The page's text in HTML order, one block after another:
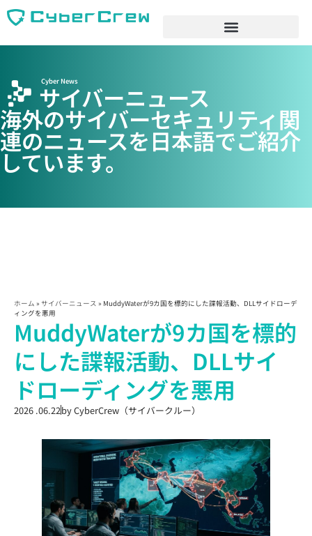
サイバーニュース
Cyber News
海外のサイバーセキュリティ関
連のニュースを日本語でご紹介
しています。
ホーム » サイバーニュース » MuddyWaterが9カ国を標的にした諜報活動、DLLサイドローデ
ィングを悪用
MuddyWaterが9カ国を標的
にした諜報活動、DLLサイ
ドローディングを悪用
2026 .06.22byCyberCrew（サイバークルー）